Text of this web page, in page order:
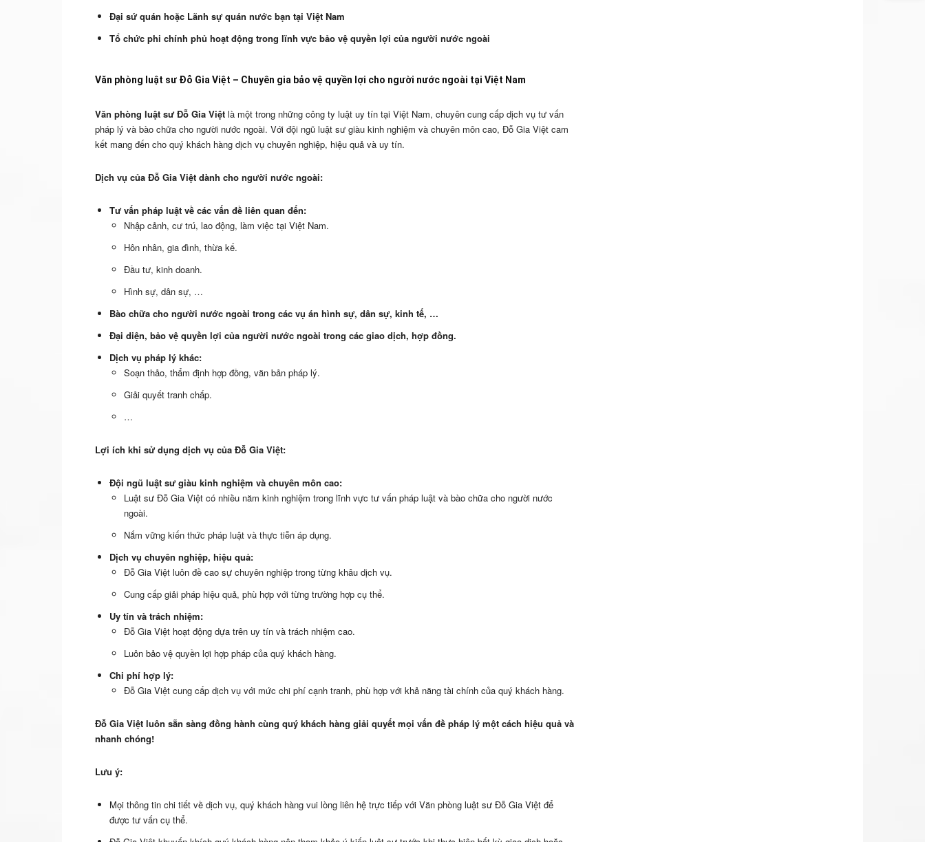
Đại sứ quán hoặc Lãnh sự quán nước bạn tại Việt Nam
Tổ chức phi chính phủ hoạt động trong lĩnh vực bảo vệ quyền lợi của người nước ngoài
Văn phòng luật sư Đỗ Gia Việt – Chuyên gia bảo vệ quyền lợi cho người nước ngoài tại Việt Nam
Văn phòng luật sư Đỗ Gia Việt là một trong những công ty luật uy tín tại Việt Nam, chuyên cung cấp dịch vụ tư vấn
pháp lý và bào chữa cho người nước ngoài. Với đội ngũ luật sư giàu kinh nghiệm và chuyên môn cao, Đỗ Gia Việt cam
kết mang đến cho quý khách hàng dịch vụ chuyên nghiệp, hiệu quả và uy tín.
Dịch vụ của Đỗ Gia Việt dành cho người nước ngoài:
Tư vấn pháp luật về các vấn đề liên quan đến:
Nhập cảnh, cư trú, lao động, làm việc tại Việt Nam.
Hôn nhân, gia đình, thừa kế.
Đầu tư, kinh doanh.
Hình sự, dân sự, …
Bào chữa cho người nước ngoài trong các vụ án hình sự, dân sự, kinh tế, …
Đại diện, bảo vệ quyền lợi của người nước ngoài trong các giao dịch, hợp đồng.
Dịch vụ pháp lý khác:
Soạn thảo, thẩm định hợp đồng, văn bản pháp lý.
Giải quyết tranh chấp.
…
Lợi ích khi sử dụng dịch vụ của Đỗ Gia Việt:
Đội ngũ luật sư giàu kinh nghiệm và chuyên môn cao:
Luật sư Đỗ Gia Việt có nhiều năm kinh nghiệm trong lĩnh vực tư vấn pháp luật và bào chữa cho người nước
ngoài.
Nắm vững kiến thức pháp luật và thực tiễn áp dụng.
Dịch vụ chuyên nghiệp, hiệu quả:
Đỗ Gia Việt luôn đề cao sự chuyên nghiệp trong từng khâu dịch vụ.
Cung cấp giải pháp hiệu quả, phù hợp với từng trường hợp cụ thể.
Uy tín và trách nhiệm:
Đỗ Gia Việt hoạt động dựa trên uy tín và trách nhiệm cao.
Luôn bảo vệ quyền lợi hợp pháp của quý khách hàng.
Chi phí hợp lý:
Đỗ Gia Việt cung cấp dịch vụ với mức chi phí cạnh tranh, phù hợp với khả năng tài chính của quý khách hàng.
Đỗ Gia Việt luôn sẵn sàng đồng hành cùng quý khách hàng giải quyết mọi vấn đề pháp lý một cách hiệu quả và
nhanh chóng!
Lưu ý:
Mọi thông tin chi tiết về dịch vụ, quý khách hàng vui lòng liên hệ trực tiếp với Văn phòng luật sư Đỗ Gia Việt để
được tư vấn cụ thể.